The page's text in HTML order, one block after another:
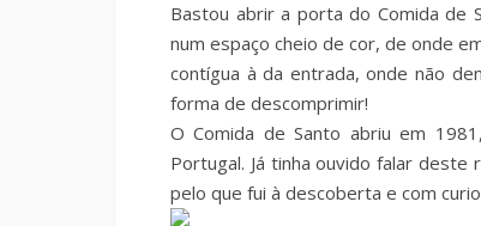
Bastou abrir a porta do Comida de
num espaço cheio de cor, de onde
contígua à da entrada, onde não
forma de descomprimir!
O Comida de Santo abriu em
Portugal. Já tinha ouvido falar
pelo que fui à descoberta e com